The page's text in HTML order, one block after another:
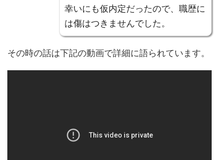
幸いにも仮内定だったので、職歴に
は傷はつきませんでした。
その時の話は下記の動画で詳細に語られています。